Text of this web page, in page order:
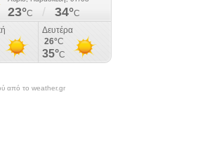
από το weather.gr